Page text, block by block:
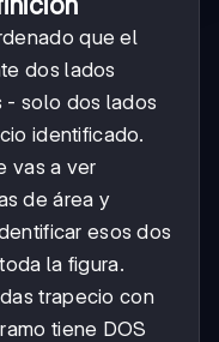
que el
dos lados
- solo dos lados
identificado.
vas a ver
de área y
esos dos
la figura.
trapecio con
tiene DOS